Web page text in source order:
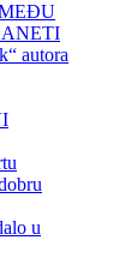
autora
u